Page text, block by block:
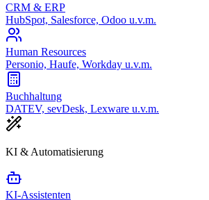
CRM & ERP
HubSpot, Salesforce, Odoo u.v.m.
Human Resources
Personio, Haufe, Workday u.v.m.
Buchhaltung
DATEV, sevDesk, Lexware u.v.m.
KI & Automatisierung
KI-Assistenten